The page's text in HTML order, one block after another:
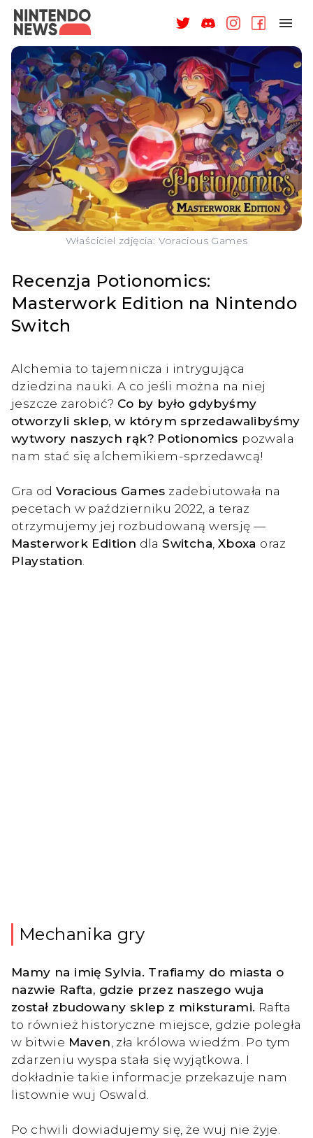
NAGRODY
NEWSY
RECENZJE
ARTYKUŁY
WSPARCIE
O NAS
ZALOGUJ
Właściciel zdjęcia: Voracious Games
Recenzja Potionomics:
Masterwork Edition na Nintendo
Switch
Alchemia to tajemnicza i intrygująca
dziedzina nauki. A co jeśli można na niej
jeszcze zarobić? Co by było gdybyśmy
otworzyli sklep, w którym sprzedawalibyśmy
wytwory naszych rąk? Potionomics pozwala
nam stać się alchemikiem-sprzedawcą!
Gra od Voracious Games zadebiutowała na
pecetach w październiku 2022, a teraz
otrzymujemy jej rozbudowaną wersję —
Masterwork Edition dlaSwitcha Xboxa oraz
Playstation
Mechanika gry
Mamy na imię Sylvia. Trafiamy do miasta o
nazwie Rafta, gdzie przez naszego wuja
został zbudowany sklep z miksturami. Rafta
to również historyczne miejsce, gdzie poległa
w bitwie Maven , zła królowa wiedźm. Po tym
zdarzeniu wyspa stała się wyjątkowa. I
dokładnie takie informacje przekazuje nam
listownie wuj Oswald.
Po chwili dowiadujemy się, że wuj nie żyje.